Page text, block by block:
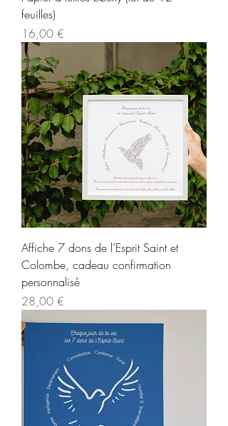
feuilles)
Prix
16,00 €
Affiche 7 dons de l’Esprit Saint et
Colombe, cadeau confirmation
personnalisé
Prix
28,00 €